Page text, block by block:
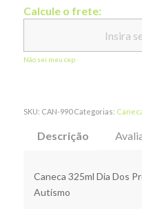
Calcule o frete:
Não sei meu cep
SKU: CAN-990 Categorias:
Descrição
Caneca 325ml Dia Dos
Autismo